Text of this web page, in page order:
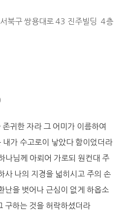
북구 쌍용대로 43 진주빌딩 4층
귀한 자라 그 어미가 이름하여
내가 수고로이 낳았다 함이었더라
나님께 아뢰어 가로되 원컨대 주
사 나의 지경을 넓히시고 주의 손
난을 벗어나 근심이 없게 하옵소
구하는 것을 허락하셨더라